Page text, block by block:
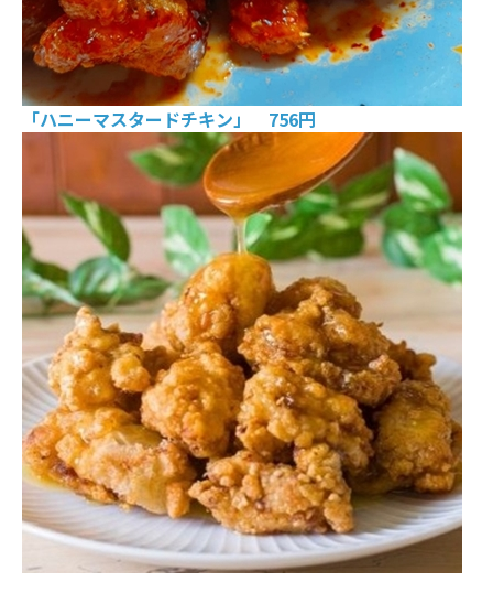
「ハニーマスタードチキン」 756円